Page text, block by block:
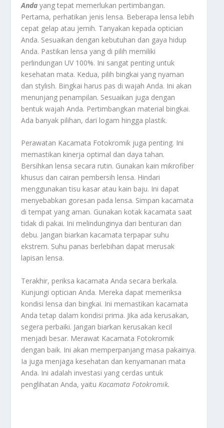
Andayang tepat memerlukan pertimbangan.
Pertama, perhatikan jenis lensa. Beberapa lensa lebih
cepat gelap atau jernih. Tanyakan kepada optician
Anda. Sesuaikan dengan kebutuhan dan gaya hidup
Anda. Pastikan lensa yang di pilih memiliki
perlindungan UV 100%. Ini sangat penting untuk
kesehatan mata. Kedua, pilih bingkai yang nyaman
dan stylish. Bingkai harus pas di wajah Anda. Ini akan
menunjang penampilan. Sesuaikan juga dengan
bentuk wajah Anda. Pertimbangkan material bingkai.
Ada banyak pilihan, dari logam hingga plastik.
Perawatan Kacamata Fotokromik juga penting. Ini
memastikan kinerja optimal dan daya tahan.
Bersihkan lensa secara rutin. Gunakan kain mikrofiber
khusus dan cairan pembersih lensa. Hindari
menggunakan tisu kasar atau kain baju. Ini dapat
menyebabkan goresan pada lensa. Simpan kacamata
di tempat yang aman. Gunakan kotak kacamata saat
tidak di pakai. Ini melindunginya dari benturan dan
debu. Jangan biarkan kacamata terpapar suhu
ekstrem. Suhu panas berlebihan dapat merusak
lapisan lensa.
Terakhir, periksa kacamata Anda secara berkala.
Kunjungi optician Anda. Mereka dapat memeriksa
kondisi lensa dan bingkai. Ini memastikan kacamata
Anda tetap dalam kondisi prima. Jika ada kerusakan,
segera perbaiki. Jangan biarkan kerusakan kecil
menjadi besar. Merawat Kacamata Fotokromik
dengan baik. Ini akan memperpanjang masa pakainya.
Ia juga menjaga kesehatan dan kenyamanan mata
Anda. Ini adalah investasi yang cerdas untuk
penglihatan Anda, yaitu Kacamata Fotokromik.